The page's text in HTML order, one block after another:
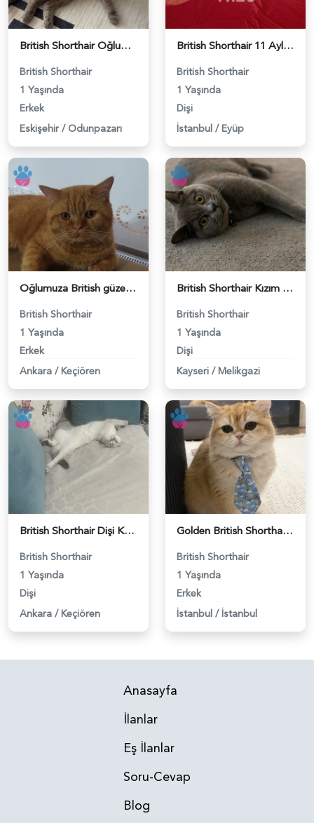
British Shorthair Oğlumuza eş arıyoruz - 118984638
British Shorthair
1 Yaşında
Erkek
Eskişehir / Odunpazarı
British Shorthair 11 Aylık Kızım Eş Arıyor - 118984640
British Shorthair
1 Yaşında
Dişi
İstanbul / Eyüp
Oğlumuza British güzel dişi arıyoruz - 118984620
British Shorthair
1 Yaşında
Erkek
Ankara / Keçiören
British Shorthair Kızım Mila'ya eş arıyorum - 118984614
British Shorthair
1 Yaşında
Dişi
Kayseri / Melikgazi
British Shorthair Dişi Kedim Eş Arıyor - 118984618
British Shorthair
1 Yaşında
Dişi
Ankara / Keçiören
Golden British Shorthair 1 Yaşında Eş Arıyor - 118984604
British Shorthair
1 Yaşında
Erkek
İstanbul / İstanbul
Anasayfa
İlanlar
Eş İlanlar
Soru-Cevap
Blog